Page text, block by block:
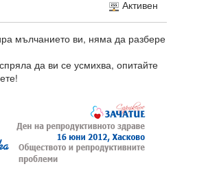
Активен
мълчанието ви, няма да разбере
да ви се усмихва, опитайте